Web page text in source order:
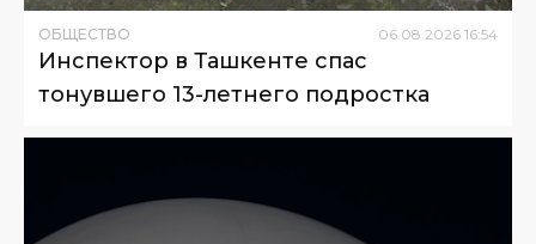
ОБЩЕСТВО 06.08.2026 16:54
Инспектор в Ташкенте спас
тонувшего 13-летнего подростка